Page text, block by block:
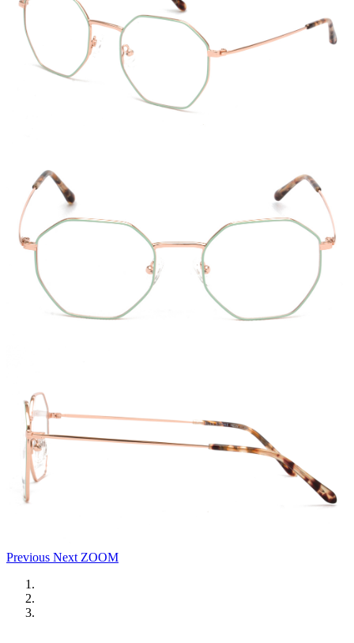
Previous Next ZOOM